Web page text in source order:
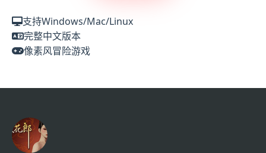
支持Windows/Mac/Linux
完整中文版本
像素风冒险游戏